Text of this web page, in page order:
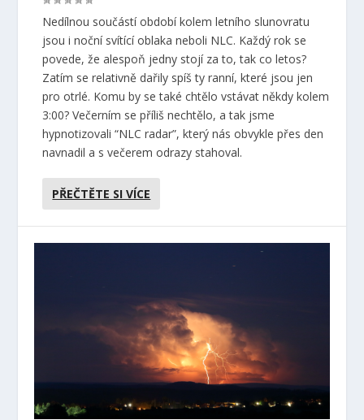
Nedílnou součástí období kolem letního slunovratu
jsou i noční svítící oblaka neboli NLC. Každý rok se
povede, že alespoň jedny stojí za to, tak co letos?
Zatím se relativně dařily spíš ty ranní, které jsou jen
pro otrlé. Komu by se také chtělo vstávat někdy kolem
3:00? Večerním se příliš nechtělo, a tak jsme
hypnotizovali “NLC radar”, který nás obvykle přes den
navnadil a s večerem odrazy stahoval.
PŘEČTĚTE SI VÍCE